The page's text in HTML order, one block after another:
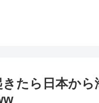
たら日本か